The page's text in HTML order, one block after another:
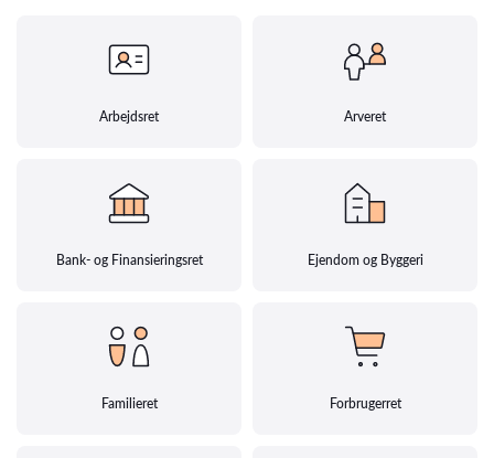
Arbejdsret Arveret
Bank- og Finansieringsret Ejendom og Byggeri
Familieret Forbrugerret